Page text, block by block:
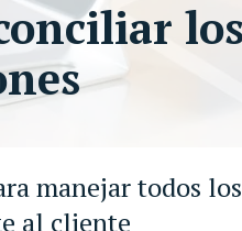
manejar todos
al cliente
los